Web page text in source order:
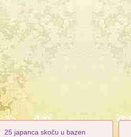
25 japanca skoču u bazen